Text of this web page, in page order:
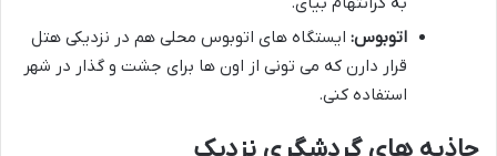
اتوبوس: ایستگاه های اتوبوس محلی هم در نزدیکی هتل
قرار دارن که می تونی از اون ها برای جشت و گذار در شهر
استفاده کنی.